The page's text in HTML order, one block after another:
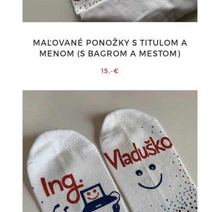
MAĽOVANÉ PONOŽKY S TITULOM A
MENOM (S BAGROM A MESTOM)
15,-€